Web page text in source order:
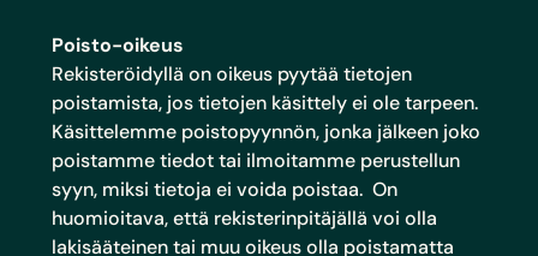
Poisto-oikeus
Rekisteröidyllä on oikeus pyytää tietojen
poistamista, jos tietojen käsittely ei ole tarpeen.
Käsittelemme poistopyynnön, jonka jälkeen joko
poistamme tiedot tai ilmoitamme perustellun
syyn, miksi tietoja ei voida poistaa. On
huomioitava, että rekisterinpitäjällä voi olla
lakisääteinen tai muu oikeus olla poistamatta